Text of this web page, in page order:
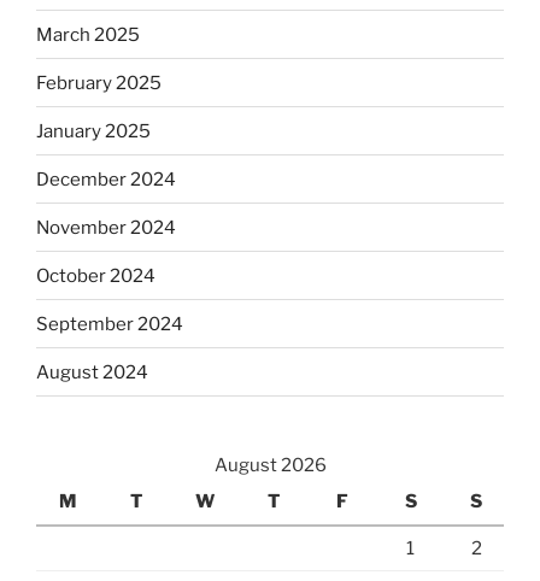
March 2025
February 2025
January 2025
December 2024
November 2024
October 2024
September 2024
August 2024
August 2026
M
T W T F S S
1 2